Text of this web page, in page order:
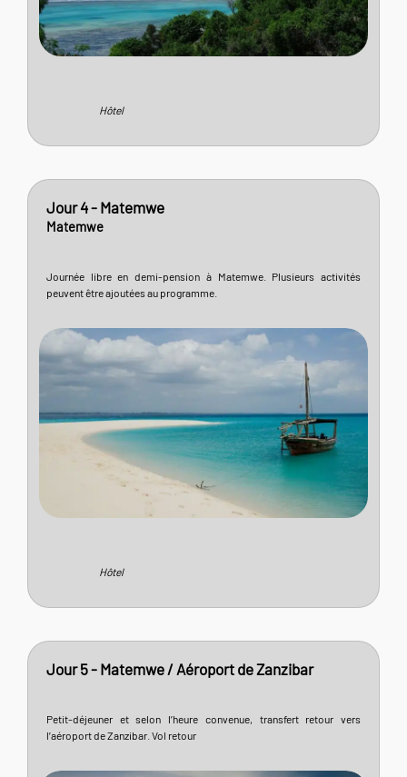
Hôtel
Jour 4 - Matemwe
Matemwe
Journée libre en demi-pension à Matemwe. Plusieurs activités
peuvent être ajoutées au programme.
Hôtel
Jour 5 - Matemwe / Aéroport de Zanzibar
Petit-déjeuner et selon l’heure convenue, transfert retour vers
l’aéroport de Zanzibar. Vol retour